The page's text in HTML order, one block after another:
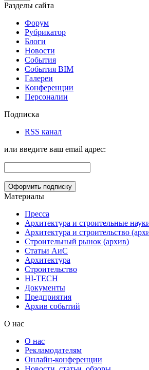
Разделы сайта
Форум
Рубрикатор
Блоги
Новости
События
События BIM
Галереи
Конференции
Персоналии
Подписка
RSS канал
или введите ваш email адрес:
Материалы
Пресса
Архитектура и строительные
Архитектура и строительство
Строительный рынок (архив)
Статьи АиС
Архитектура
Строительство
HI-TECH
Документы
Предприятия
Архив событий
О нас
О нас
Рекламодателям
Онлайн-конференции